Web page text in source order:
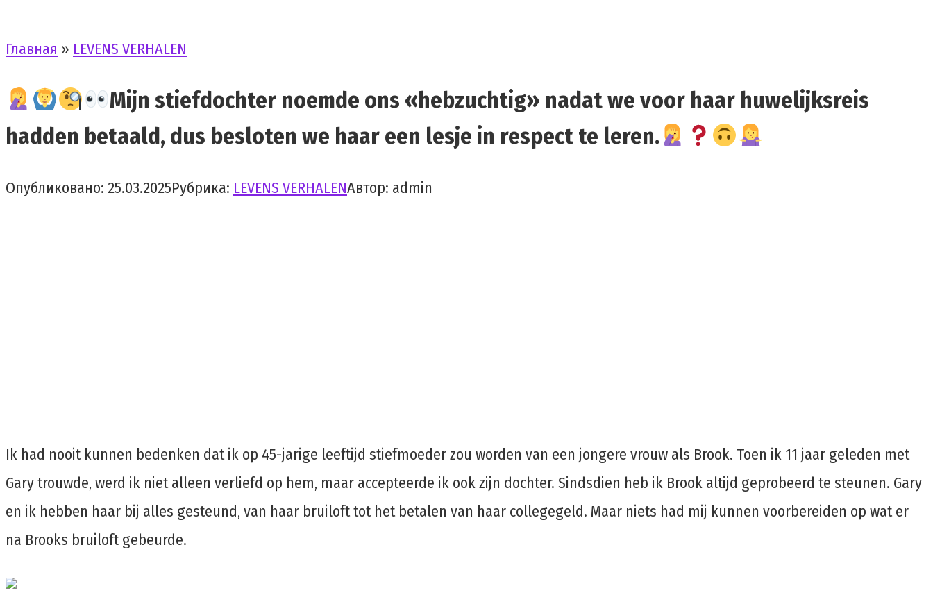
Главная » LEVENS VERHALEN
Mijn stiefdochter noemde ons «hebzuchtig» nadat we voor haar huwelijksreis
hadden betaald, dus besloten we haar een lesje in respect te leren.
Опубликовано: 25.03.2025Рубрика: LEVENS VERHALENАвтор: admin
Ik had nooit kunnen bedenken dat ik op 45-jarige leeftijd stiefmoeder zou worden van een jongere vrouw als Brook. Toen ik 11 jaar geleden met
Gary trouwde, werd ik niet alleen verliefd op hem, maar accepteerde ik ook zijn dochter. Sindsdien heb ik Brook altijd geprobeerd te steunen. Gary
en ik hebben haar bij alles gesteund, van haar bruiloft tot het betalen van haar collegegeld. Maar niets had mij kunnen voorbereiden op wat er
na Brooks bruiloft gebeurde.